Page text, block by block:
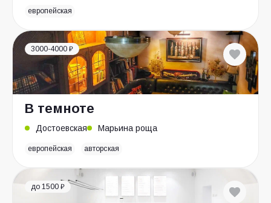
европейская
3000-4000 ₽
В темноте
Достоевская Марьина роща
европейская авторская
до 1500 ₽